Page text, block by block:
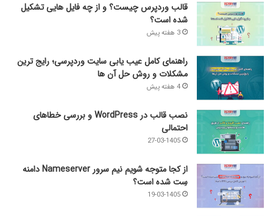
قالب وردپرس چیست؟ و از چه فایل­ هایی تشکیل
شده است؟
3 هفته پیش
راهنمای کامل عیب‌ یابی سایت وردپرسی؛ رایج‌ ترین
مشکلات و روش حل آن‌ ها
4 هفته پیش
نصب قالب در WordPress و بررسی خطاهای
احتمالی
27-03-1405
از کجا متوجه شویم نیم ‌سرور Nameserver دامنه
سِت شده است؟
19-03-1405